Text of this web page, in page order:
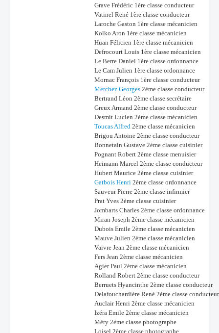
Grave Frédéric 1ère classe conducteur
Vatinel René 1ère classe conducteur
Laroche Gaston 1ère classe mécanicien
Kolko Aron 1ère classe mécanicien
Huan Félicien 1ère classe mécanicien
Defrocourt Louis 1ère classe mécanicien
Le Berre Daniel 1ère classe ordonnance
Le Cam Julien 1ère classe ordonnance
Mornac François 1ère classe conducteur
Merchez Georges 2ème classe conducteur
Bertrand Léon 2ème classe secrétaire
Greux Armand 2ème classe conducteur
Desmit Lucien 2ème classe mécanicien
Toucas Alfred 2ème classe mécanicien
Brigou Antoine 2ème classe conducteur
Bonnetain Gustave 2ème classe cuisinier
Pognant Robert 2ème classe menuisier
Heimann Marcel 2ème classe conducteur
Hubert Maurice 2ème classe cuisinier
Gatbois Henri 2ème classe ordonnance
Sauveur Pierre 2ème classe infirmier
Prat Yves 2ème classe cuisinier
Jombarts Charles 2ème classe ordonnance
Miran Joseph 2ème classe mécanicien
Dubois Emile 2ème classe mécanicien
Mauve Julien 2ème classe mécanicien
Vaivre Jean 2ème classe mécanicien
Fers Jean 2ème classe mécanicien
Agier Paul 2ème classe mécanicien
Rolland Robert 2ème classe conducteur
Berruets Hyancinthe 2ème classe conducteur
Delafouchardière René 2ème classe conducteur
Auclair Henri 2ème classe mécanicien
Izéra Emile 2ème classe mécanicien
Méry 2ème classe photographe
Loisel 2ème classe photographe